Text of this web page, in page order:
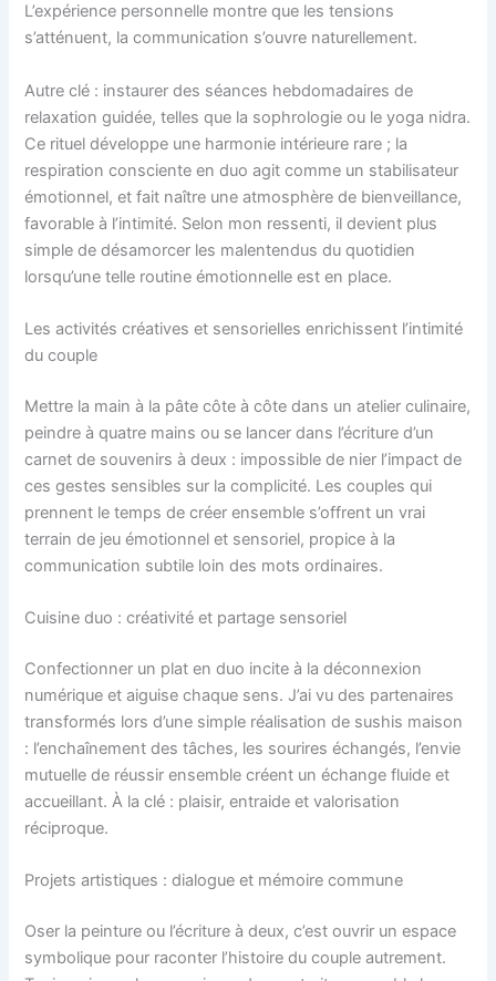
L’expérience personnelle montre que les tensions
s’atténuent, la communication s’ouvre naturellement.
Autre clé : instaurer des séances hebdomadaires de
relaxation guidée, telles que la sophrologie ou le yoga nidra.
Ce rituel développe une harmonie intérieure rare ; la
respiration consciente en duo agit comme un stabilisateur
émotionnel, et fait naître une atmosphère de bienveillance,
favorable à l’intimité. Selon mon ressenti, il devient plus
simple de désamorcer les malentendus du quotidien
lorsqu’une telle routine émotionnelle est en place.
Les activités créatives et sensorielles enrichissent l’intimité
du couple
Mettre la main à la pâte côte à côte dans un atelier culinaire,
peindre à quatre mains ou se lancer dans l’écriture d’un
carnet de souvenirs à deux : impossible de nier l’impact de
ces gestes sensibles sur la complicité. Les couples qui
prennent le temps de créer ensemble s’offrent un vrai
terrain de jeu émotionnel et sensoriel, propice à la
communication subtile loin des mots ordinaires.
Cuisine duo : créativité et partage sensoriel
Confectionner un plat en duo incite à la déconnexion
numérique et aiguise chaque sens. J’ai vu des partenaires
transformés lors d’une simple réalisation de sushis maison
: l’enchaînement des tâches, les sourires échangés, l’envie
mutuelle de réussir ensemble créent un échange fluide et
accueillant. À la clé : plaisir, entraide et valorisation
réciproque.
Projets artistiques : dialogue et mémoire commune
Oser la peinture ou l’écriture à deux, c’est ouvrir un espace
symbolique pour raconter l’histoire du couple autrement.